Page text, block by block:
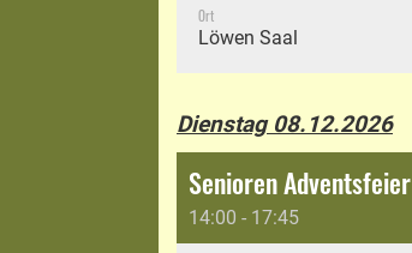
Ort
Löwen Saal
Dienstag 08.12.2026
Senioren Adventsfeier
14:00 - 17:45